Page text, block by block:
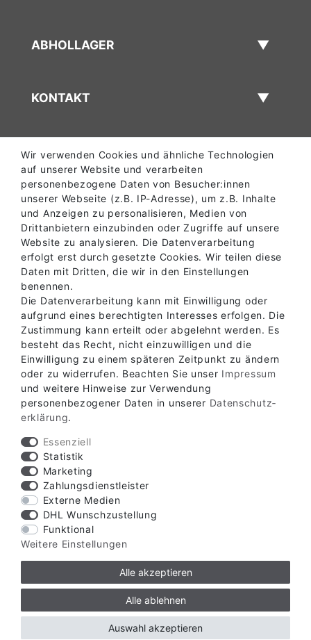
ABHOLLAGER
KONTAKT
Verfügbare Zahlungsarten
Verfügbare Versandarten
© Copyright 2026 | Alle Rechte vorbehalten.
ZZW Zauntechnik GmbH & Co. KG
Wir verwenden Cookies und ähnliche Technologien
auf unserer Website und verarbeiten
personenbezogene Daten von Besucher:innen
unserer Webseite (z.B. IP-Adresse), um z.B. Inhalte
und Anzeigen zu personalisieren, Medien von
Drittanbietern einzubinden oder Zugriffe auf unsere
Website zu analysieren. Die Datenverarbeitung
erfolgt erst durch gesetzte Cookies. Wir teilen diese
Daten mit Dritten, die wir in den Einstellungen
benennen.
Die Datenverarbeitung kann mit Einwilligung oder
aufgrund eines berechtigten Interesses erfolgen. Die
Zustimmung kann erteilt oder abgelehnt werden. Es
besteht das Recht, nicht einzuwilligen und die
Einwilligung zu einem späteren Zeitpunkt zu ändern
oder zu widerrufen. Beachten Sie unser Impressum
und weitere Hinweise zur Verwendung
personenbezogener Daten in unserer Daten­schutz­
erklärung.
Essenziell
Statistik
Marketing
Zahlungsdienstleister
Externe Medien
DHL Wunschzustellung
Funktional
Weitere Einstellungen
Alle akzeptieren
Alle ablehnen
Auswahl akzeptieren